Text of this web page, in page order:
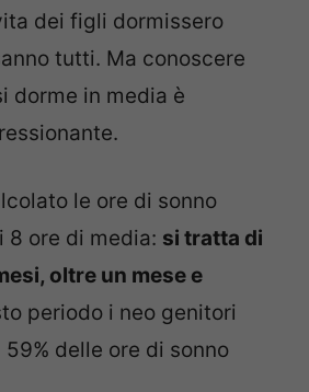
dei figli dormissero
tutti. Ma conoscere
dorme in media è
le ore di sonno
8 ore di media: si tratta di
oltre un mese e
periodo i neo genitori
delle ore di sonno